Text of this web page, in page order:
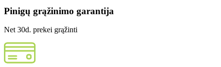
Pinigų grąžinimo garantija
Net 30d. prekei grąžinti